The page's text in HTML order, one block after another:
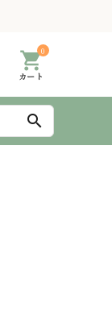
0
shopping_cart
カート
search